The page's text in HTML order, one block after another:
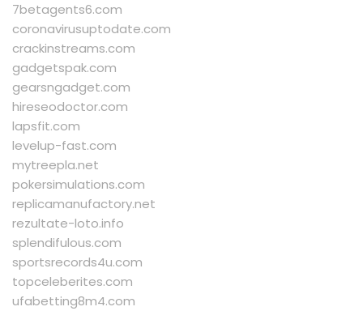
7betagents6.com
coronavirusuptodate.com
crackinstreams.com
gadgetspak.com
gearsngadget.com
hireseodoctor.com
lapsfit.com
levelup-fast.com
mytreepla.net
pokersimulations.com
replicamanufactory.net
rezultate-loto.info
splendifulous.com
sportsrecords4u.com
topceleberites.com
ufabetting8m4.com